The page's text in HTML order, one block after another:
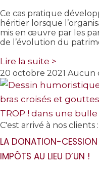
Ce cas pratique
héritier lorsque
mis en œuvre par les
de l’évolution du
Lire la suite >
20 octobre 2021 Aucun
C'est arrivé à nos clients
LA DONATION-CESSION
IMPÔTS AU LIEU D’UN !